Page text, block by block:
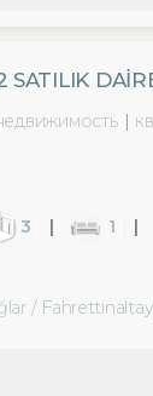
SATILIK
3
1
/ Fahrettinaltay